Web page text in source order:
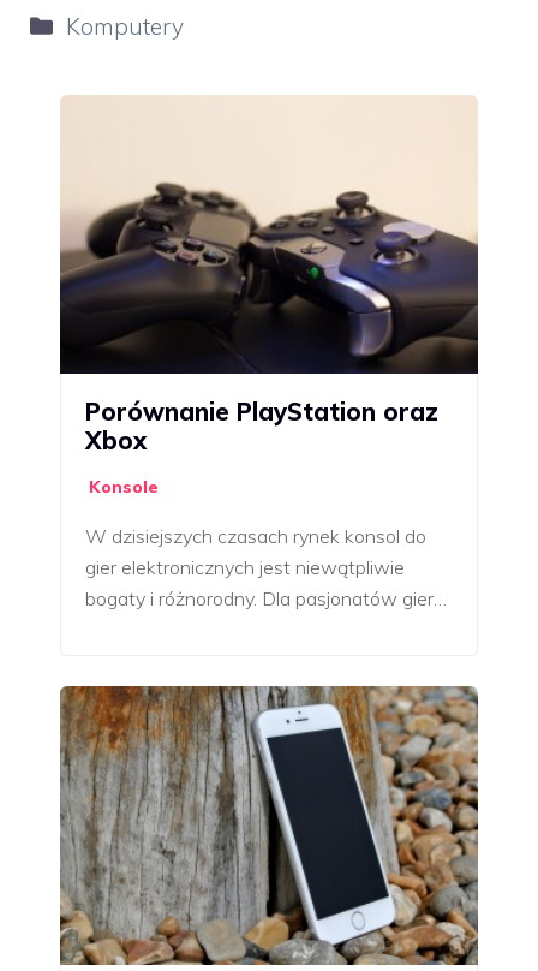
Kategorie
Komputery
Porównanie PlayStation oraz
Xbox
Konsole
W dzisiejszych czasach rynek konsol do
gier elektronicznych jest niewątpliwie
bogaty i różnorodny. Dla pasjonatów gier…